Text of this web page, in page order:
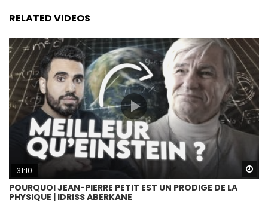
RELATED VIDEOS
31:10
POURQUOI JEAN-PIERRE PETIT EST UN PRODIGE DE LA
PHYSIQUE | IDRISS ABERKANE